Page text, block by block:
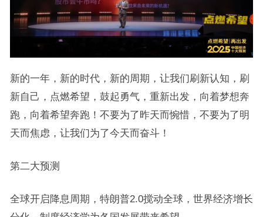
新的一年，新的时代，新的周期，让我们刷新认知，刷
新自己，点燃希望，鼓起勇气，重新出发，向着梦想奔
跑，向着希望奔跑！不要为了昨天而惋惜，不要为了明
天而焦虑，让我们为了今天而奋斗！
第二大预测
全球开启降息周期，特朗普2.0搅动全球，世界经济增长